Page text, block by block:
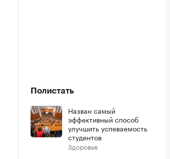
Полистать
Назван самый
эффективный способ
улучшить успеваемость
студентов
Здоровье